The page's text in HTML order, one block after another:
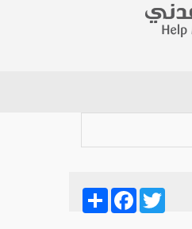
Share
FacebookTwitter